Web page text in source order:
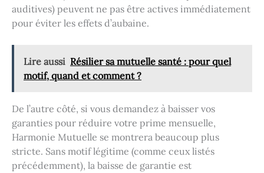
auditives) peuvent ne pas être actives immédiatement
pour éviter les effets d’aubaine.
Lire aussi Résilier sa mutuelle santé : pour quel
motif, quand et comment ?
De l’autre côté, si vous demandez à baisser vos
garanties pour réduire votre prime mensuelle,
Harmonie Mutuelle se montrera beaucoup plus
stricte. Sans motif légitime (comme ceux listés
précédemment), la baisse de garantie est